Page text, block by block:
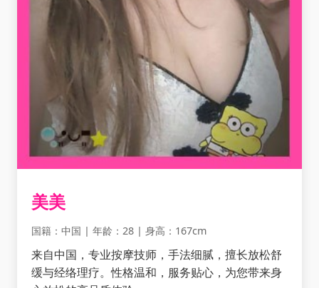
美美
国籍：中国 | 年龄：28 | 身高：167cm
来自中国，专业按摩技师，手法细腻，擅长放松舒
缓与经络理疗。性格温和，服务贴心，为您带来身